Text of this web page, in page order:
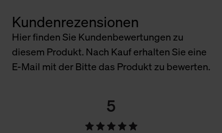
Kundenrezensionen
Hier finden Sie Kundenbewertungen zu
diesem Produkt. Nach Kauf erhalten Sie eine
E-Mail mit der Bitte das Produkt zu bewerten.
5